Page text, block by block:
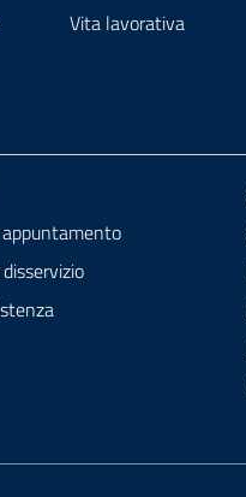
Vita lavorativa